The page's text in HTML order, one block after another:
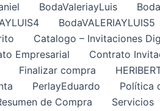
BodaValeriayLuis
BodaVALERIAYLUIS5
Catalogo – Invitaciones
Empresarial Contrato
Finalizar compra
PerlayEduardo
Política
de Compra Servicios